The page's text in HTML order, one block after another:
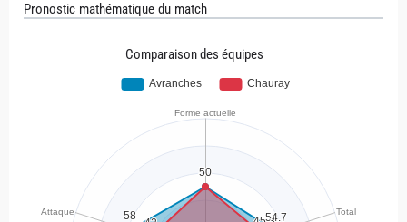
Pronostic mathématique du match
Comparaison des équipes